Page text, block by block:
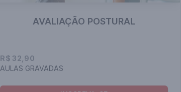
AVALIAÇÃO POSTURAL
R$ 32,90
AULAS GRAVADAS